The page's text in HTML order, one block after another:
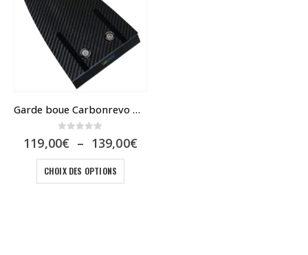
Garde boue Carbonrevo Dualtron
119,00€ – 139,00€Plage
CHOIX DES OPTIONS
Ce produit a plusieurs variations. Les options peuvent être choisies sur la page du produit